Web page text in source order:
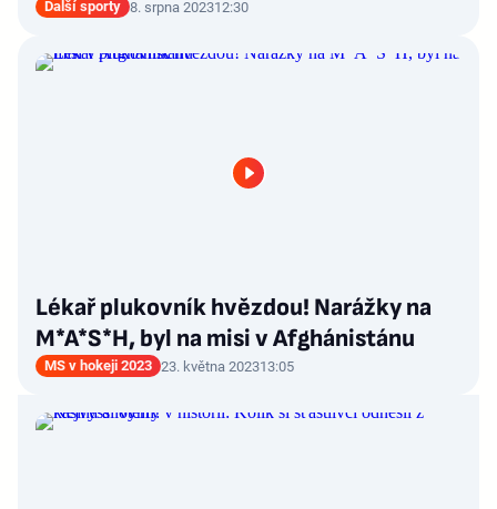
Další sporty 8. srpna 202312:30
Lékař plukovník hvězdou! Narážky na
M*A*S*H, byl na misi v Afghánistánu
MS v hokeji 2023 23. května 202313:05